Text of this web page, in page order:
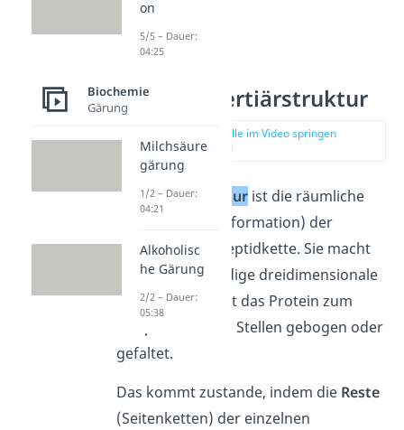
Proteine Tertiärstruktur
zur Stelle im Video springen
(03:20)
DieTertiärstrukturist die räumliche
Anordnung (Konformation) der
gesamten Polypeptidkette. Sie macht
also die vollständige dreidimensionale
Gestalt aus. So ist das Protein zum
Beispiel an vielen Stellen gebogen oder
gefaltet.
Das kommt zustande, indem die Reste
(Seitenketten) der einzelnen
on
5/5 – Dauer:
04:25
Biochemie
Gärung
Milchsäure
gärung
1/2 – Dauer:
04:21
Alkoholisc
he Gärung
2/2 – Dauer:
05:38